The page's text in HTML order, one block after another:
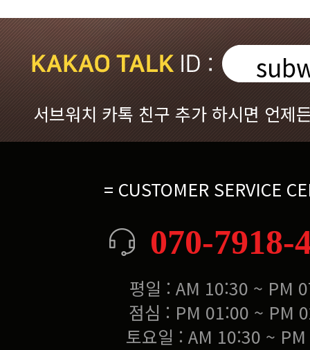
서브워치 카톡 친구 추가 하시면 언제
= CUSTOMER SERVICE
070-7918-
평일 : AM 10:30 ~ PM
점심 : PM 01:00 ~ PM
토요일 : AM 10:30 ~